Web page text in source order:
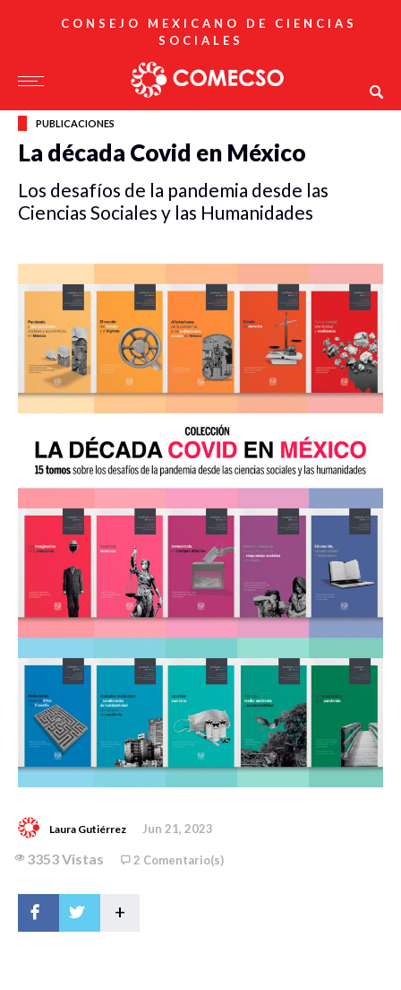
CONSEJO MEXICANO DE CIENCIAS
SOCIALES
PUBLICACIONES
La década Covid en México
Los desafíos de la pandemia desde las
Ciencias Sociales y las Humanidades
Laura Gutiérrez Jun 21, 2023
3353 Vistas 2 Comentario(s)
+